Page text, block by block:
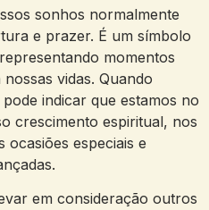
sonhos normalmente
e prazer. É um símbolo
‌momentos
vidas. Quando
indicar ⁢que estamos no
crescimento espiritual,‍ nos
ocasiões ‍especiais‌ e
em consideração outros